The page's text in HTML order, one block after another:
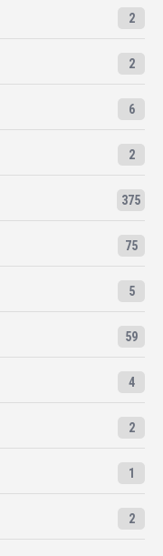
2
2
6
2
375
75
5
59
4
2
1
2